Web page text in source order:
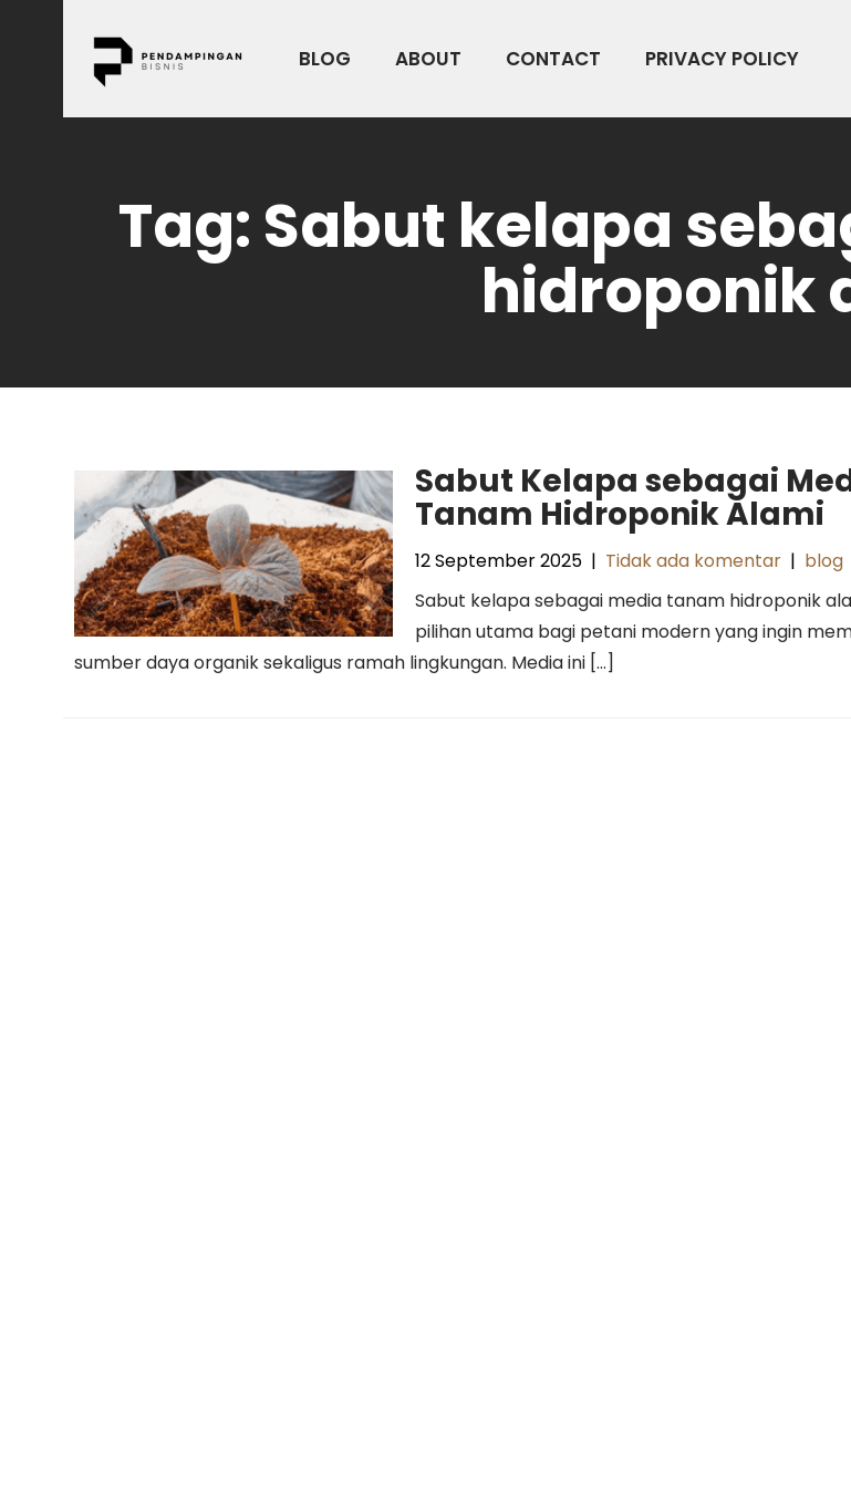
BLOG ABOUT CONTACT PRIVACY POLICY
Tag:Sabut kelapa
hidroponik
Sabut Kelapa sebagai
Tanam Hidroponik Alami
12 September 2025 | Tidak ada komentar | blog
Sabut kelapa sebagai media tanam hidroponik
pilihan utama bagi petani modern yang ingin
sumber daya organik sekaligus ramah lingkungan. Media ini […]